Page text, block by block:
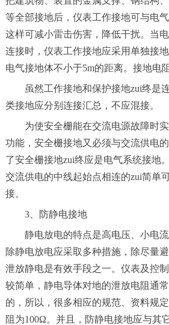
等全部接地后，仪表工作接地可与电
这样可减小雷击伤害，降低干扰。当
连接时，仪表工作接地应采用单独接
电气接地体不小于5m的距离。接地电
虽然工作接地和保护接地zui终是
类接地应分别连接汇总，不应混接。
为使安全栅能在交流电源故障时
功能，安全栅接地又必须与交流供电
了安全栅接地zui终应是电气系统接地
交流供电的中线起始点相连的zui简单
接。
3、防静电接地
静电放电的特点是高电压、小电
除静电放电应采取多种措施，除尽量
泄放静电是有效手段之一。仪表及控
较简单，静电导体对地的泄放电阻通
的，所以，很多相应的规范、资料规
阻为100Ω。并且，防静电接地应与其